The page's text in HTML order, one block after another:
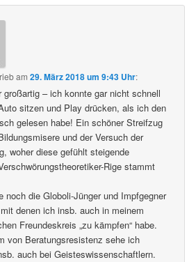
am29. März 2018 um 9:43 Uhr:
großartig – ich konnte gar nicht schnell
sitzen und Play drücken, als ich den
gelesen habe! Ein schöner Streifzug
und der Versuch der
woher diese gefühlt steigende
Rige stammt
noch die Globoli-Jünger und Impfgegner
denen ich insb. auch in meinem
Freundeskreis „zu kämpfen“ habe.
von Beratungsresistenz sehe ich
auch bei Geisteswissenschaftlern.